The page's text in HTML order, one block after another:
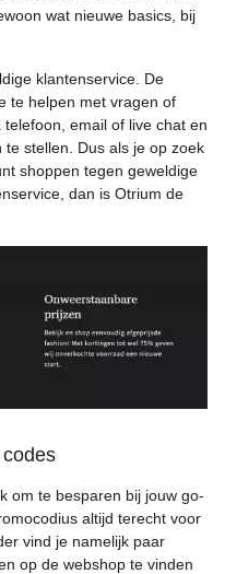
wat nieuwe basics, bij
klantenservice. De
te helpen met vragen of
email of live chat en
stellen. Dus als je op zoek
shoppen tegen geweldige
dan is Otrium de
om te besparen bij jouw go-
altijd terecht voor
vind je namelijk paar
op de webshop te vinden